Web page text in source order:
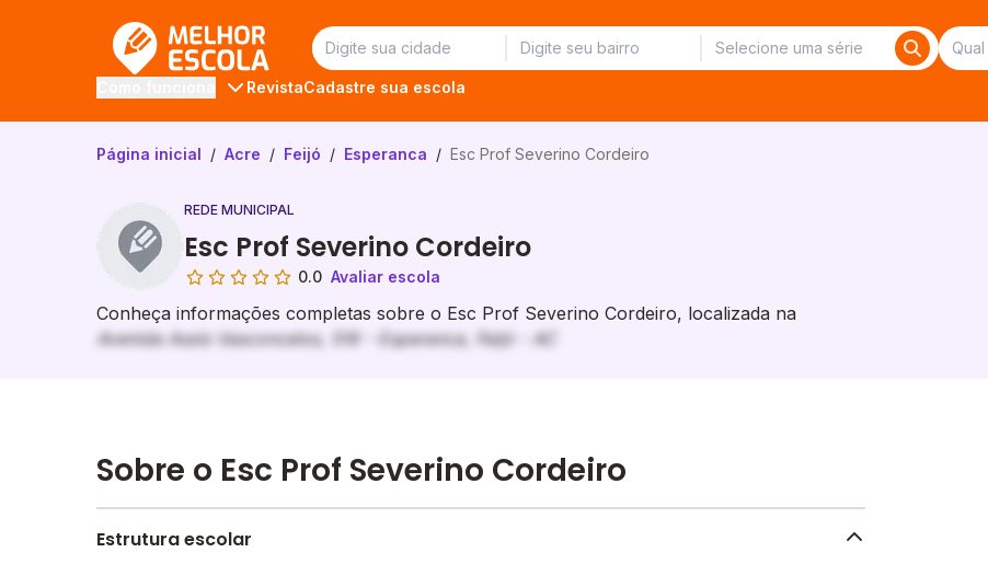
RevistaCadastre sua escola
Página inicial / Acre / Feijó / Esperanca / Esc Prof Severino Cordeiro
REDE MUNICIPAL
Esc Prof Severino Cordeiro
0.0 Avaliar escola
Conheça informações completas sobre o Esc Prof Severino Cordeiro, localizada na
Avenida Assis Vasconcelos, 516 - Esperanca, Feijó - AC
Sobre o Esc Prof Severino Cordeiro
Estrutura escolar